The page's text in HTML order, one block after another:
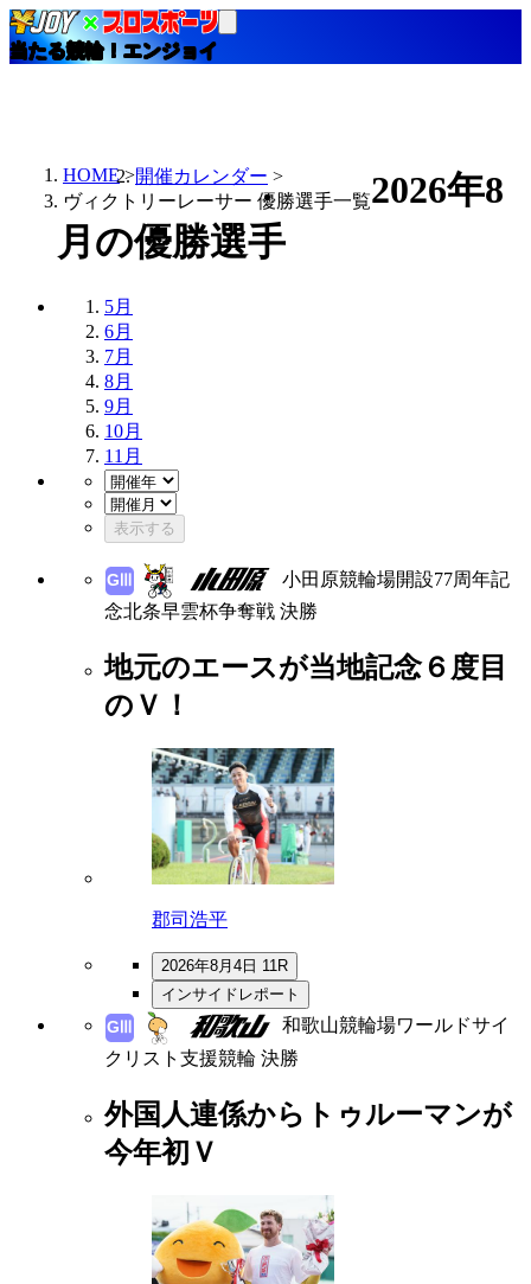
当たる競輪！エンジョイ
HOME
開催カレンダー
ヴィクトリーレーサー 優勝選手一覧2026年8
月の優勝選手
5月
6月
7月
8月
9月
10月
11月
小田原競輪場開設77周年記
念北条早雲杯争奪戦 決勝
地元のエースが当地記念６度目
のＶ！
郡司浩平
2026年8月4日 11R
インサイドレポート
和歌山競輪場ワールドサイ
クリスト支援競輪 決勝
外国人連係からトゥルーマンが
今年初Ｖ